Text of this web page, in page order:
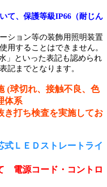
て、保護等級IP66（耐じん
ション等の装飾用照明装置
用することはできません。
」といった表記も認められ
記までとなります。
(球切れ、接触不良、色
体系
き打ち検査を実施してお
式ＬＥＤストレートライ
電源コード・コントロ